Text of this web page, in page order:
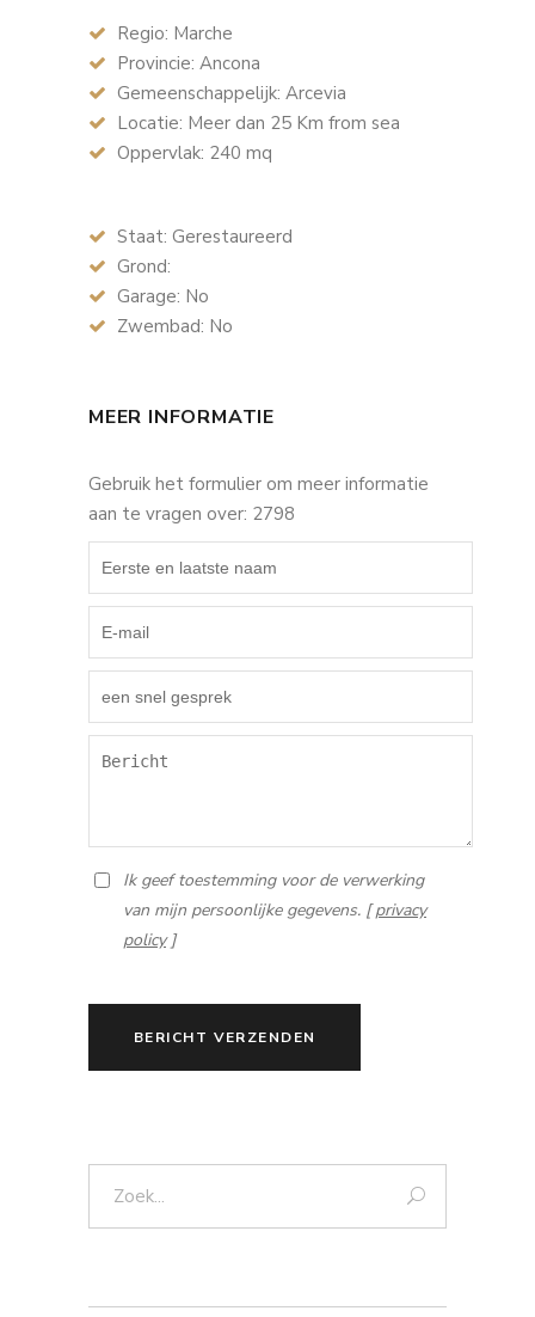
Regio: Marche
Provincie: Ancona
Gemeenschappelijk: Arcevia
Locatie: Meer dan 25 Km from sea
Oppervlak: 240 mq
Staat: Gerestaureerd
Grond:
Garage: No
Zwembad: No
MEER INFORMATIE
Gebruik het formulier om meer informatie
aan te vragen over: 2798
Ik geef toestemming voor de verwerking
van mijn persoonlijke gegevens. [privacy
policy]
BERICHT VERZENDEN